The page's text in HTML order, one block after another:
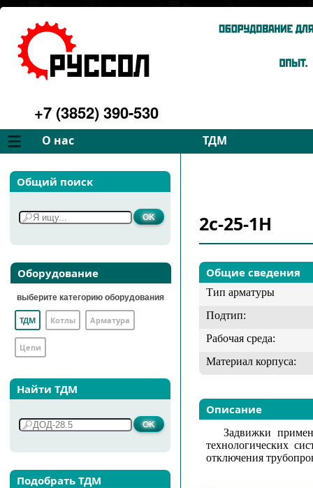
+7 (3852) 390-530
О нас ТДМ
Компания
Философия
Услуги
Галерея
Контакты
Запчасти
Подбор
Общий поиск
Оборудование
выберите категорию оборудования
ТДМ Котлы Арматура
Цепи
Найти ТДМ
Подобрать ТДМ
2с-25-1Н
Общие сведения
Тип арматуры
Подтип:
Рабочая среда:
Материал корпуса:
Описание
Задвижки
технологических
отключения